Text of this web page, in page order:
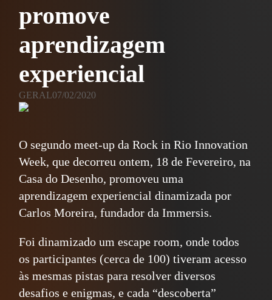
promove
aprendizagem
experiencial
GERAL07/02/2020
O segundo meet-up da Rock in Rio Innovation
Week, que decorreu ontem, 18 de Fevereiro, na
Casa do Desenho, promoveu uma
aprendizagem experiencial dinamizada por
Carlos Moreira, fundador da Immersis.
Foi dinamizado um escape room, onde todos
os participantes (cerca de 100) tiveram acesso
às mesmas pistas para resolver diversos
desafios e enigmas, e cada “descoberta”